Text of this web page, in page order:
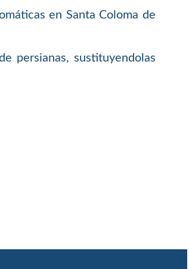
en Santa Coloma de
persianas, sustituyendolas